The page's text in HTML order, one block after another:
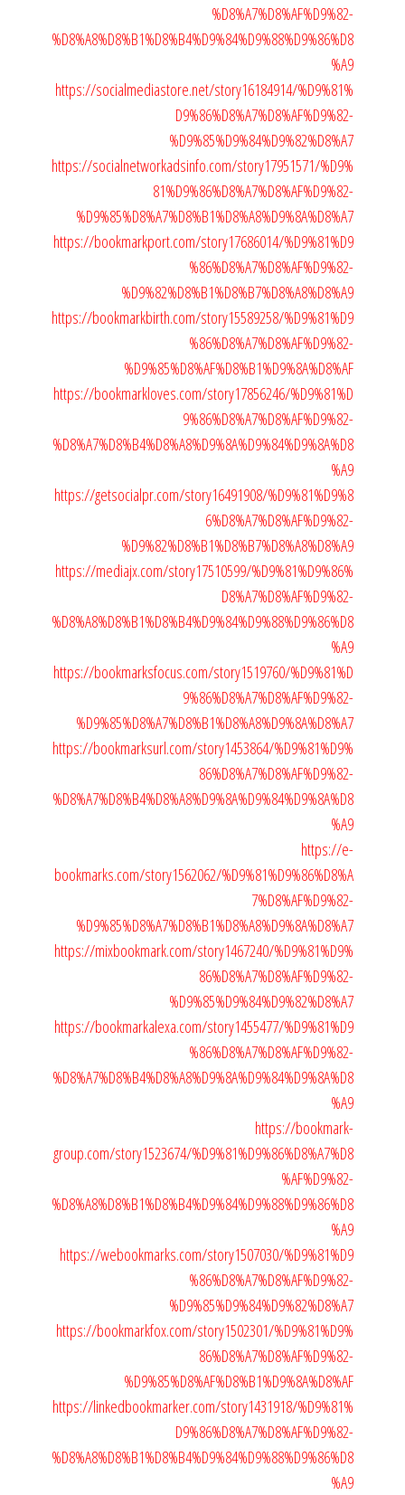
%D8%A7%D8%AF%D9%82-
%D8%A8%D8%B1%D8%B4%D9%84%D9%88%D9%86%D8
%A9
https://socialmediastore.net/story16184914/%D9%81%
D9%86%D8%A7%D8%AF%D9%82-
%D9%85%D9%84%D9%82%D8%A7
https://socialnetworkadsinfo.com/story17951571/%D9%
81%D9%86%D8%A7%D8%AF%D9%82-
%D9%85%D8%A7%D8%B1%D8%A8%D9%8A%D8%A7
https://bookmarkport.com/story17686014/%D9%81%D9
%86%D8%A7%D8%AF%D9%82-
%D9%82%D8%B1%D8%B7%D8%A8%D8%A9
https://bookmarkbirth.com/story15589258/%D9%81%D9
%86%D8%A7%D8%AF%D9%82-
%D9%85%D8%AF%D8%B1%D9%8A%D8%AF
https://bookmarkloves.com/story17856246/%D9%81%D
9%86%D8%A7%D8%AF%D9%82-
%D8%A7%D8%B4%D8%A8%D9%8A%D9%84%D9%8A%D8
%A9
https://getsocialpr.com/story16491908/%D9%81%D9%8
6%D8%A7%D8%AF%D9%82-
%D9%82%D8%B1%D8%B7%D8%A8%D8%A9
https://mediajx.com/story17510599/%D9%81%D9%86%
D8%A7%D8%AF%D9%82-
%D8%A8%D8%B1%D8%B4%D9%84%D9%88%D9%86%D8
%A9
https://bookmarksfocus.com/story1519760/%D9%81%D
9%86%D8%A7%D8%AF%D9%82-
%D9%85%D8%A7%D8%B1%D8%A8%D9%8A%D8%A7
https://bookmarksurl.com/story1453864/%D9%81%D9%
86%D8%A7%D8%AF%D9%82-
%D8%A7%D8%B4%D8%A8%D9%8A%D9%84%D9%8A%D8
%A9
https://e-
bookmarks.com/story1562062/%D9%81%D9%86%D8%A
7%D8%AF%D9%82-
%D9%85%D8%A7%D8%B1%D8%A8%D9%8A%D8%A7
https://mixbookmark.com/story1467240/%D9%81%D9%
86%D8%A7%D8%AF%D9%82-
%D9%85%D9%84%D9%82%D8%A7
https://bookmarkalexa.com/story1455477/%D9%81%D9
%86%D8%A7%D8%AF%D9%82-
%D8%A7%D8%B4%D8%A8%D9%8A%D9%84%D9%8A%D8
%A9
https://bookmark-
group.com/story1523674/%D9%81%D9%86%D8%A7%D8
%AF%D9%82-
%D8%A8%D8%B1%D8%B4%D9%84%D9%88%D9%86%D8
%A9
https://webookmarks.com/story1507030/%D9%81%D9
%86%D8%A7%D8%AF%D9%82-
%D9%85%D9%84%D9%82%D8%A7
https://bookmarkfox.com/story1502301/%D9%81%D9%
86%D8%A7%D8%AF%D9%82-
%D9%85%D8%AF%D8%B1%D9%8A%D8%AF
https://linkedbookmarker.com/story1431918/%D9%81%
D9%86%D8%A7%D8%AF%D9%82-
%D8%A8%D8%B1%D8%B4%D9%84%D9%88%D9%86%D8
%A9